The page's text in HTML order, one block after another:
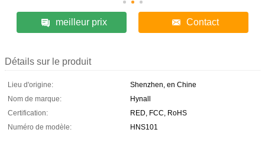
meilleur prix Contact
Détails sur le produit
Lieu d'origine:
Shenzhen, en Chine
Nom de marque:
Hynall
Certification:
RED, FCC, RoHS
Numéro de modèle:
HNS101